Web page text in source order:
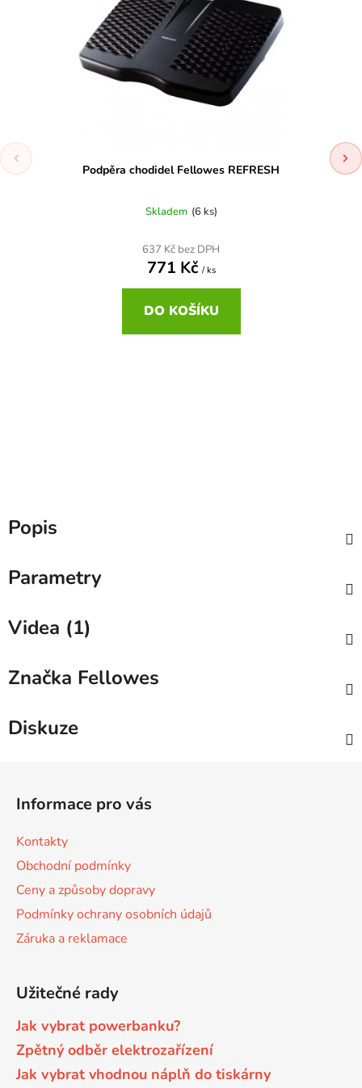
Podpěra chodidel Fellowes REFRESH
Skladem (6 ks)
637 Kč bez DPH
771 Kč / ks
DO KOŠÍKU
Popis
Parametry
Videa (1)
Značka Fellowes
Diskuze
Informace pro vás
Kontakty
Obchodní podmínky
Ceny a způsoby dopravy
Podmínky ochrany osobních údajů
Záruka a reklamace
Užitečné rady
Jak vybrat powerbanku?
Zpětný odběr elektrozařízení
Jak vybrat vhodnou náplň do tiskárny